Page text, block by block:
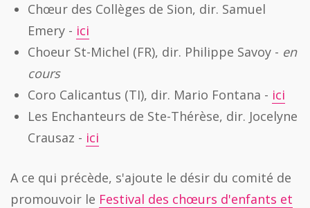
Chœur des Collèges de Sion, dir. Samuel
Emery - ici
Choeur St-Michel (FR), dir. Philippe Savoy - en
cours
Coro Calicantus (TI), dir. Mario Fontana - ici
Les Enchanteurs de Ste-Thérèse, dir. Jocelyne
Crausaz - ici
A ce qui précède, s'ajoute le désir du comité de
promouvoir le Festival des chœurs d'enfants et